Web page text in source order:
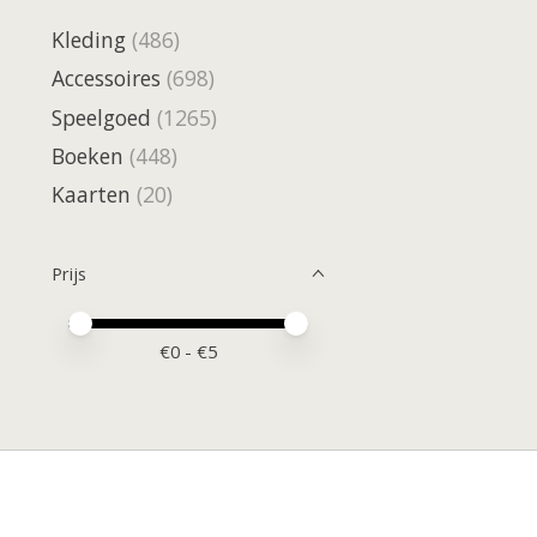
Kleding (486)
Accessoires (698)
Speelgoed (1265)
Boeken (448)
Kaarten (20)
Prijs
Minimale prijswaarde
Price maximum value
€0 - €5